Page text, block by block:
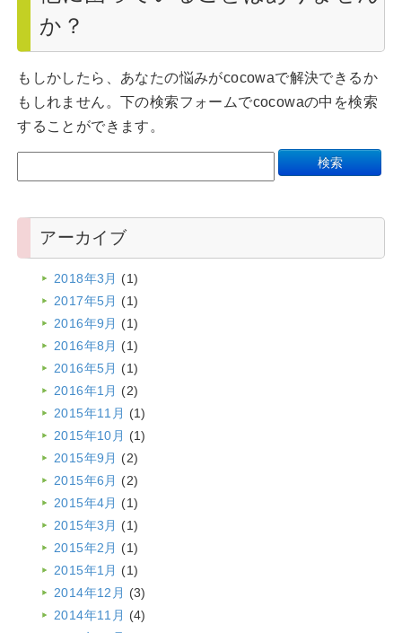
か？
もしかしたら、あなたの悩みがcocowaで解決できるか
もしれません。下の検索フォームでcocowaの中を検索
することができます。
アーカイブ
2018年3月 (1)
2017年5月 (1)
2016年9月 (1)
2016年8月 (1)
2016年5月 (1)
2016年1月 (2)
2015年11月 (1)
2015年10月 (1)
2015年9月 (2)
2015年6月 (2)
2015年4月 (1)
2015年3月 (1)
2015年2月 (1)
2015年1月 (1)
2014年12月 (3)
2014年11月 (4)